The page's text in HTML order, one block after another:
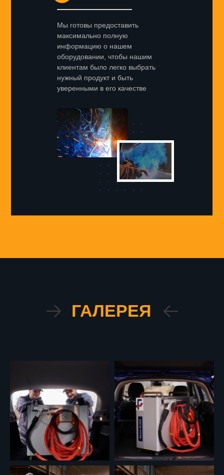
Мы готовы предоставить
максимально полную
информацию о нашем
оборудовании, чтобы нашим
клиентам было легко выбрать
нужный продукт и быть
уверенными в его качестве
ГАЛЕРЕЯ